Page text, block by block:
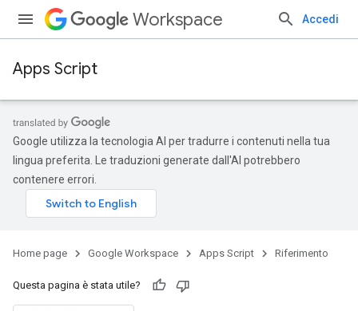
Workspace Accedi
Apps Script
Google utilizza la tecnologia AI per tradurre i contenuti nella tua
lingua preferita. Le traduzioni generate dall'AI potrebbero
contenere errori.
Home page Google Workspace Apps Script Riferimento
Questa pagina è stata utile?